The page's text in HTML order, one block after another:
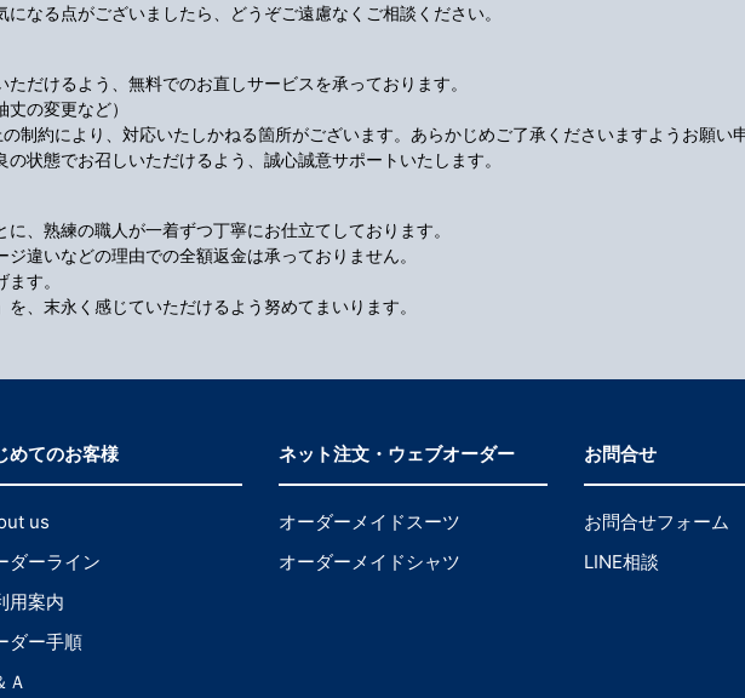
なる点がございましたら、どうぞご遠慮なくご相談ください。
だけるよう、無料でのお直しサービスを承っております。
の変更など）
制約により、対応いたしかねる箇所がございます。あらかじめご了承くださいますようお願い
状態でお召しいただけるよう、誠心誠意サポートいたします。
、熟練の職人が一着ずつ丁寧にお仕立てしております。
違いなどの理由での全額返金は承っておりません。
す。
、末永く感じていただけるよう努めてまいります。
めてのお客様
us
ダーライン
用案内
ダー手順
Ａ
ネット注文・ウェブオーダー
オーダーメイドスーツ
オーダーメイドシャツ
お問合せ
お問合せフォーム
LINE相談